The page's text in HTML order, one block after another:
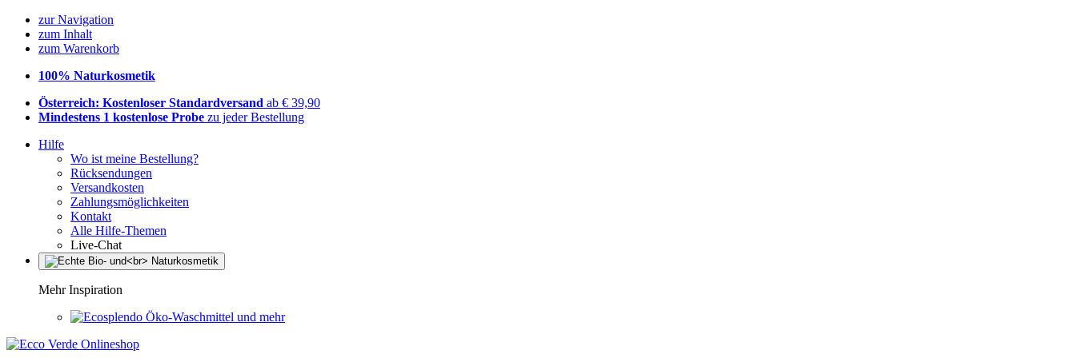
zur Navigation
zum Inhalt
zum Warenkorb
100% Naturkosmetik
Österreich: Kostenloser Standardversand ab € 39,90
Mindestens 1 kostenlose Probe zu jeder Bestellung
Hilfe
Wo ist meine Bestellung?
Rücksendungen
Versandkosten
Zahlungsmöglichkeiten
Kontakt
Alle Hilfe-Themen
Live-Chat
Mehr Inspiration
Öko-Waschmittel und mehr